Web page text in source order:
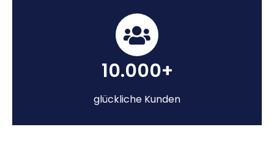
10.000+
glückliche Kunden